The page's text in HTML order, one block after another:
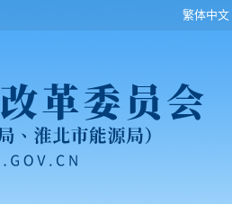
繁体中文